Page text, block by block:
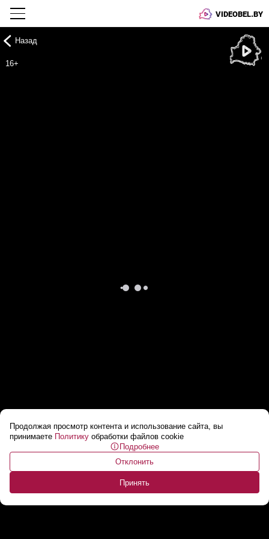
VIDEOBEL.BY
Продолжая просмотр контента и использование сайта, вы
принимаете Политику обработки файлов cookie
Подробнее
Отклонить
Принять
Назад
16+
Летающие такси? Уже не фантастика, а
реальность...